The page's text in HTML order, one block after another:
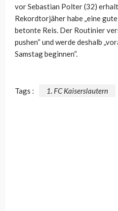
vor Sebastian Polter (32)
Rekordtorjäher habe „eine
betonte Reis. Der Routinier
pushen“ und werde deshalb
Samstag beginnen“.
Tags : 1. FC Kaiserslautern